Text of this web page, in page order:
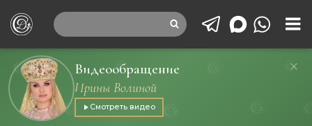
Видеообращение
Ирины Волиной
Смотреть видео